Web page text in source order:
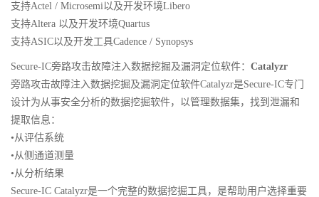
支持Actel / Microsemi以及开发环境Libero
支持Altera 以及开发环境Quartus
支持ASIC以及开发工具Cadence / Synopsys
Secure-IC旁路攻击故障注入数据挖掘及漏洞定位软件： Catalyzr
旁路攻击故障注入数据挖掘及漏洞定位软件Catalyzr是Secure-IC专门
设计为从事安全分析的数据挖掘软件，以管理数据集，找到泄漏和
提取信息：
•从评估系统
•从侧通道测量
•从分析结果
Secure-IC Catalyzr是一个完整的数据挖掘工具，是帮助用户选择重要